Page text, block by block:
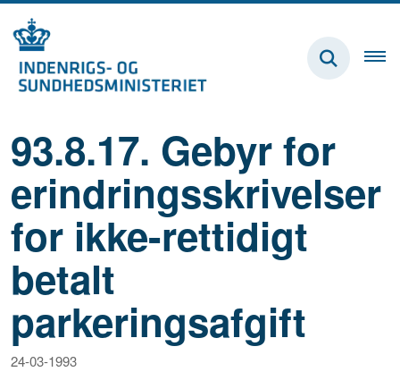
93.8.17. Gebyr for
erindringsskrivelser
for ikke-rettidigt
betalt
parkeringsafgift
24-03-1993